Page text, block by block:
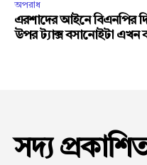
অপরাধ
এরশাদের আইনে বিএনপির
উপর ট্যাক্স বসানোইটা এখন
সদ্য